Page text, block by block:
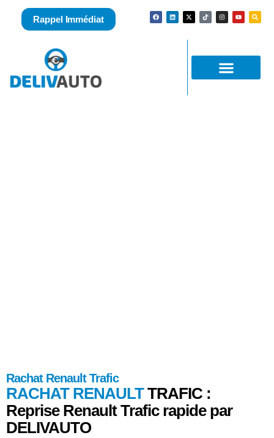
Rappel Immédiat
Rachat Renault Trafic
RACHAT RENAULTTRAFIC :
Reprise Renault Traficrapide par
DELIVAUTO